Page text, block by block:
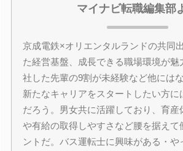
マイナビ転職編集部
京成電鉄×オリエンタルランドの共同
た経営基盤、成長できる職場環境が魅
社した先輩の9割が未経験など他には
新たなキャリアをスタートしたい方に
だろう。男女共に活躍しており、育産
や有給の取得しやすさなど腰を据えて
ントだ。バス運転士に興味がある・や